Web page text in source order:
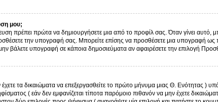
μου;
πρέπει πρώτα να δημιουργήσετε μια από το προφίλ σας. Όταν γίνει αυτό,
την υπογραφή σας. Μπορείτε επίσης να προσθέσετε μια υπογραφή ως
βάλετε υπογραφή σε κάποια δημοσιεύματα αν αφαιρέσετε την επιλογή
τα δικαιώματα να επεξεργασθείτε το πρώτο μήνυμα μιας Θ. Ενότητας )
( εάν δεν εμφανίζεται τίποτα παρόμοιο πιθανόν να μην έχετε